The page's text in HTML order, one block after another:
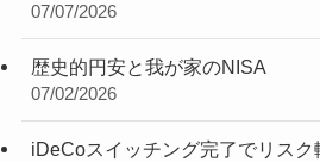
07/07/2026
歴史的円安と我が家のNISA
07/02/2026
iDeCoスイッチング完了でリス